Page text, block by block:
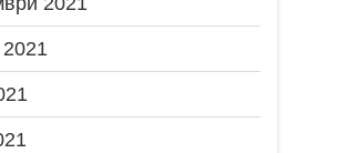
2021